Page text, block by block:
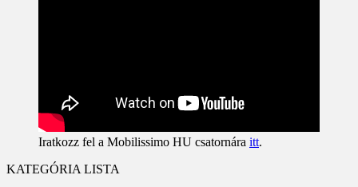
Iratkozz fel a Mobilissimo HU csatornára itt.
KATEGÓRIA LISTA